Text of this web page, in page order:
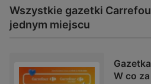
Wszystkie gazetki
jednym miejscu
W co